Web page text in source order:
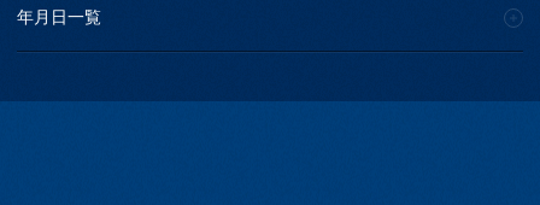
年月日一覧